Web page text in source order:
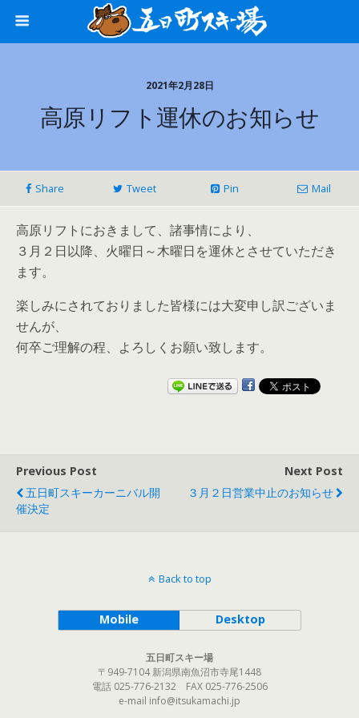
2021年2月28日
高原リフト運休のお知らせ
Share Tweet Pin Mail
高原リフトにおきまして、諸事情により、
３月２日以降、火曜日～木曜日を運休とさせていただき
ます。
楽しみにされておりました皆様には大変申し訳ございま
せんが、
何卒ご理解の程、よろしくお願い致します。
Previous Post
五日町スキーカーニバル開
催決定
Next Post
３月２日営業中止のお知らせ
Back to top
Mobile Desktop
五日町スキー場
〒949-7104 新潟県南魚沼市寺尾1448
電話 025-776-2132 FAX 025-776-2506
e-mail info@itsukamachi.jp